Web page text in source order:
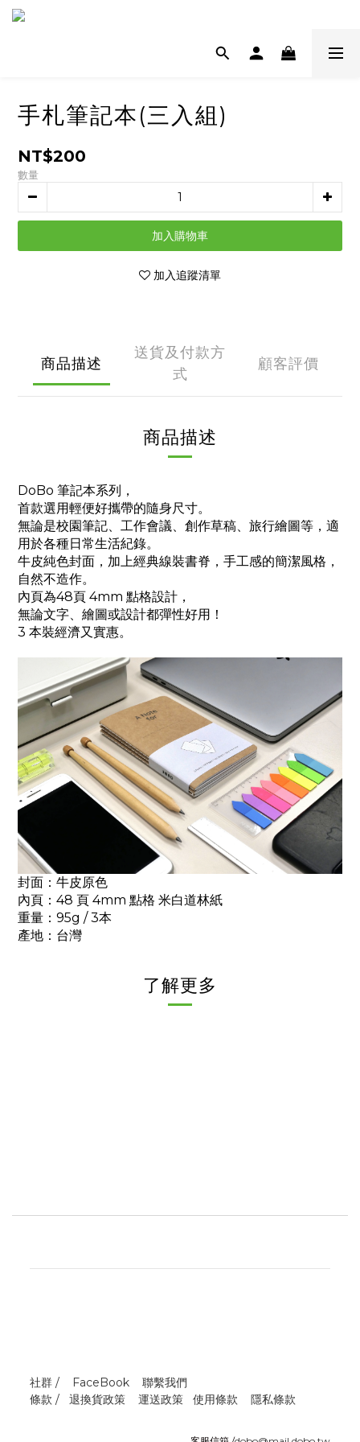
手札筆記本(三入組)
NT$200
數量
加入購物車
加入追蹤清單
商品描述
送貨及付款方
式
顧客評價
商品描述
DoBo 筆記本系列，
首款選用輕便好攜帶的隨身尺寸。
無論是校園筆記、工作會議、創作草稿、旅行繪圖等，適
用於各種日常生活紀錄。
牛皮純色封面，加上經典線裝書脊，手工感的簡潔風格，
自然不造作。
內頁為48頁 4mm 點格設計，
無論文字、繪圖或設計都彈性好用！
3 本裝經濟又實惠。
封面：牛皮原色
內頁：48 頁 4mm 點格 米白道林紙
重量：95g / 3本
產地：台灣
了解更多
社群 / FaceBook
聯繫我們
條款 / 退換貨政策 運送政策 使用條款 隱私條款